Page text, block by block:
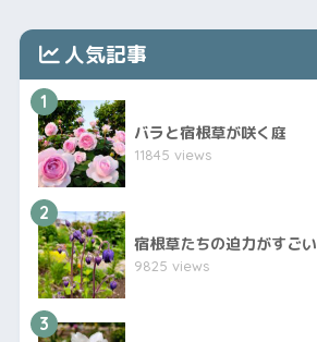
人気記事
1
バラと宿根草が咲く庭
11845 views
2
宿根草たちの迫力がすごい
9825 views
3